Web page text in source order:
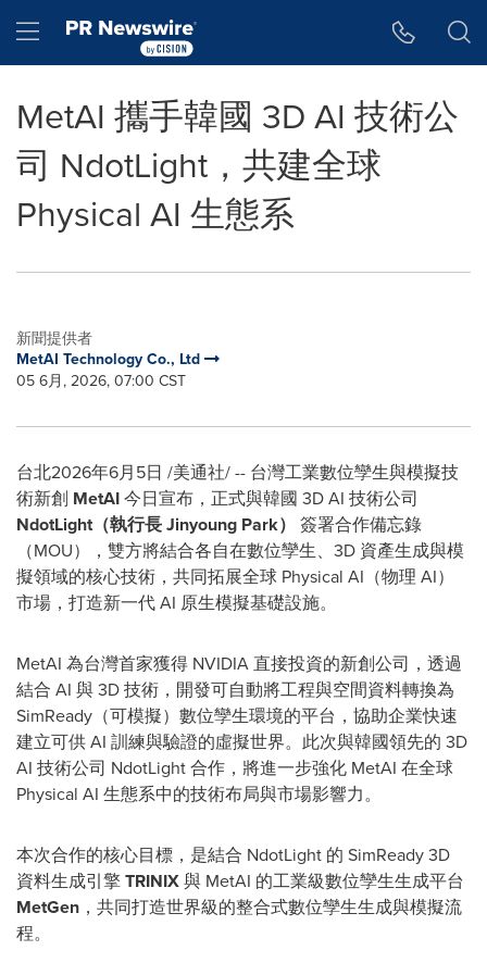
Hamburger menu
MetAI 攜手韓國 3D AI 技術公
司 NdotLight，共建全球
Physical AI 生態系
新聞提供者
MetAI Technology Co., Ltd
05 6月, 2026, 07:00 CST
台北2026年6月5日 /美通社/ -- 台灣工業數位孿生與模擬技
術新創 MetAI今日宣布，正式與韓國 3D AI 技術公司
NdotLight（執行長Jinyoung Park） 簽署合作備忘錄
（MOU），雙方將結合各自在數位孿生、3D 資產生成與模
擬領域的核心技術，共同拓展全球 Physical AI（物理 AI）
市場，打造新一代 AI 原生模擬基礎設施。
MetAI 為台灣首家獲得 NVIDIA 直接投資的新創公司，透過
結合 AI 與 3D 技術，開發可自動將工程與空間資料轉換為
SimReady（可模擬）數位孿生環境的平台，協助企業快速
建立可供 AI 訓練與驗證的虛擬世界。此次與韓國領先的 3D
AI 技術公司 NdotLight 合作，將進一步強化 MetAI 在全球
Physical AI 生態系中的技術布局與市場影響力。
本次合作的核心目標，是結合 NdotLight 的 SimReady 3D
資料生成引擎TRINIX與 MetAI 的工業級數位孿生生成平台
MetGen ，共同打造世界級的整合式數位孿生生成與模擬流
程。